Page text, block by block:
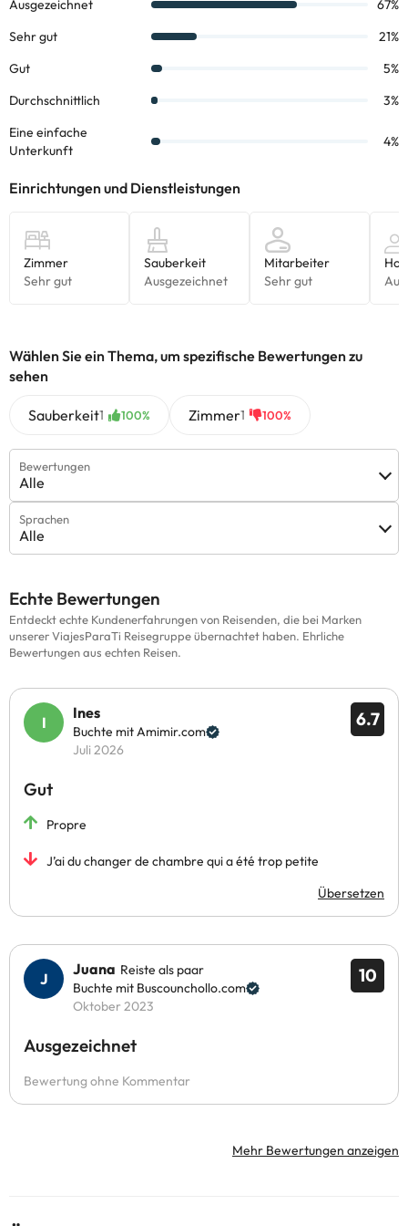
Die entsprechenden Preise könnt ihr direkt bei der Unterkunft
erfragen. Alle Informationen auf dieser Seite können von der
uns.
Wählen Sie ein Thema, um spezifische Bewertungen zu
sehen
Sauberkeit1 100% Zimmer1 100%
Bewertungen
Alle
Sprachen
Alle
Echte Bewertungen
Entdeckt echte Kundenerfahrungen von Reisenden, die bei Marken
unserer ViajesParaTi Reisegruppe übernachtet haben. Ehrliche
Bewertungen aus echten Reisen.
6.7
Ines
Buchte mit Amimir.com
Juli 2026
Gut
Propre
J’ai du changer de chambre qui a été trop petite
Übersetzen
10
Juana Reiste als paar
Buchte mit Buscounchollo.com
Oktober 2023
Ausgezeichnet
Bewertung ohne Kommentar
Mehr Bewertungen anzeigen